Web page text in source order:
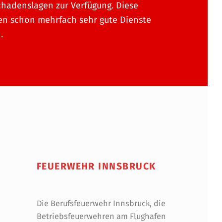
zur Verfügung. Diese
schon mehrfach sehr gute Dienste
FEUERWEHR INNSBRUCK
Die Berufsfeuerwehr Innsbruck, die
Betriebsfeuerwehren am Flughafen